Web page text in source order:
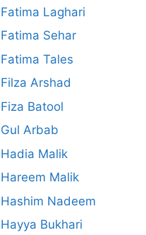
Fatima Laghari
Fatima Sehar
Fatima Tales
Filza Arshad
Fiza Batool
Gul Arbab
Hadia Malik
Hareem Malik
Hashim Nadeem
Hayya Bukhari